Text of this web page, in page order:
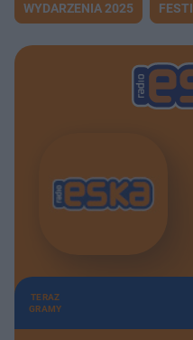
WYDARZENIA 2025
TERAZ
GRAMY